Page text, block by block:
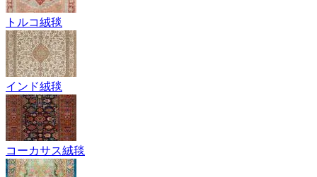
トルコ絨毯
インド絨毯
コーカサス絨毯